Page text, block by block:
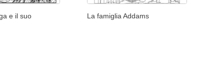
e il suo La famiglia Addams